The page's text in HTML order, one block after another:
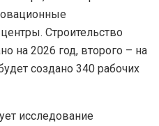
Строительство
на 2026 год, второго – на
создано 340 рабочих
исследование